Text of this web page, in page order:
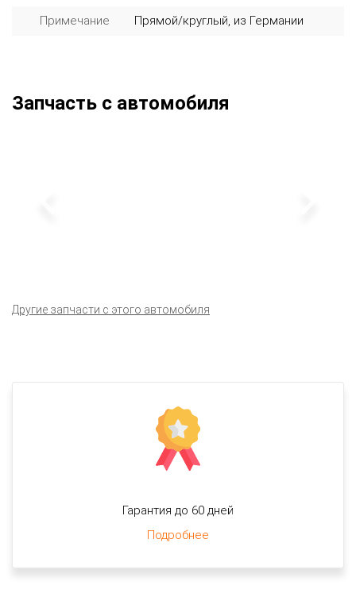
Примечание Прямой/круглый, из Германии
Запчасть с автомобиля
Другие запчасти с этого автомобиля
Гарантия до 60 дней
Подробнее